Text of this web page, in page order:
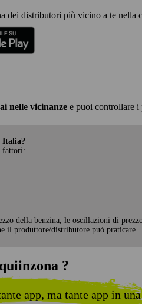
dei distributori più vicino a te nella
nelle vicinanze e puoi controllare i
Italia?
fattori:
della benzina, le oscillazioni di
il produttore/distributore può praticare.
?
app, ma tante app in